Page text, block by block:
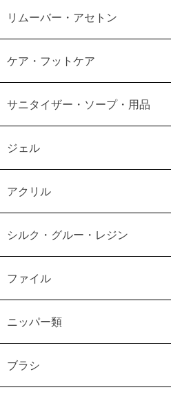
リムーバー・アセトン
ケア・フットケア
サニタイザー・ソープ・用品
ジェル
アクリル
シルク・グルー・レジン
ファイル
ニッパー類
ブラシ